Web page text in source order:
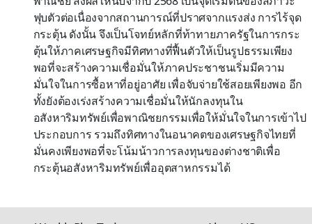
ฟุบตัวต่อเนื่องจากสถานการณ์ที่ปราศจากแรงส่ง การไร้จุด
กระตุ้น ดังนั้น จึงเป็นโจทย์หลักที่ท้าทายภาครัฐในการกระ
ตุ้นให้ภาคเศรษฐกิจมีทิศทางที่ฟื้นตัวให้เป็นรูปธรรมเพียง
พอที่จะสร้างความเชื่อมั่นให้ภาคประชาชนเริ่มมีความ
มั่นใจในการซื้อหาที่อยู่อาศัย เพื่อจับจ่ายใช้สอยเพียงพอ อีก
ทั้งยังต้องเร่งสร้างความเชื่อมั่นให้นักลงทุนใน
อสังหาริมทรัพย์เพื่อพาณิชยกรรมเพื่อให้มั่นใจในการเข้าไป
ประกอบการ รวมถึงทิศทางในอนาคตของเศรษฐกิจไทยที่
มั่นคงเพียงพอที่จะโน้มน้าวการลงทุนของต่างชาติเพื่อ
กระตุ้นอสังหาริมทรัพย์เพื่ออุตสาหกรรมได้